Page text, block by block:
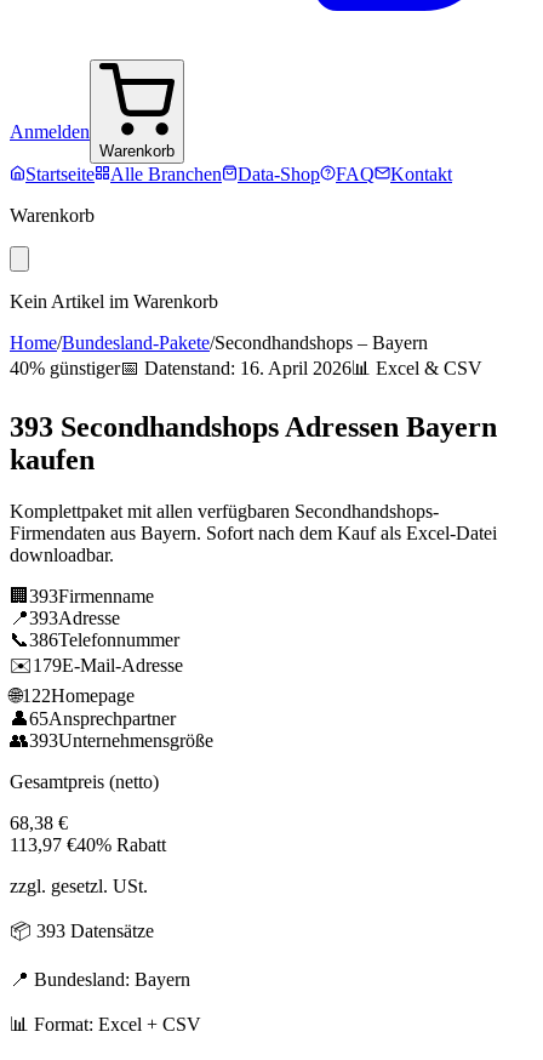
Anmelden
Warenkorb
Startseite Alle Branchen Data-Shop FAQ
Kontakt
Warenkorb
Kein Artikel im Warenkorb
Home/Bundesland-Pakete/Secondhandshops – Bayern
40% günstiger📅 Datenstand: 16. April 2026📊 Excel & CSV
393 Secondhandshops Adressen Bayern
kaufen
Komplettpaket mit allen verfügbaren Secondhandshops-
Firmendaten aus Bayern. Sofort nach dem Kauf als Excel-Datei
downloadbar.
🏢 393Firmenname
📍393Adresse
📞386Telefonnummer
✉️179E-Mail-Adresse
🌐122Homepage
👤65Ansprechpartner
👥393Unternehmensgröße
Gesamtpreis (netto)
68,38 €
113,97 €40% Rabatt
zzgl. gesetzl. USt.
📦 393 Datensätze
📍 Bundesland: Bayern
📊 Format: Excel + CSV